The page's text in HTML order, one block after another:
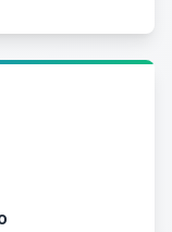
в отличном
подробную